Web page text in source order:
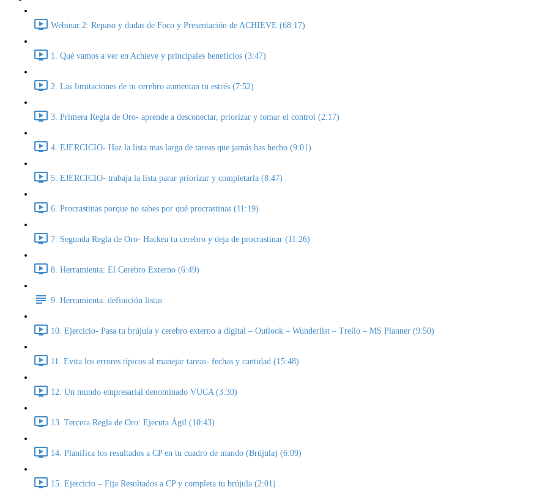
Webinar 2: Repaso y dudas de Foco y Presentación de ACHIEVE (68:17)
1. Qué vamos a ver en Achieve y principales beneficios (3:47)
2. Las limitaciones de tu cerebro aumentan tu estrés (7:52)
3. Primera Regla de Oro- aprende a desconectar, priorizar y tomar el control (2:17)
4. EJERCICIO- Haz la lista mas larga de tareas que jamás has hecho (9:01)
5. EJERCICIO- trabaja la lista parar priorizar y completarla (8:47)
6. Procrastinas porque no sabes por qué procrastinas (11:19)
7. Segunda Regla de Oro- Hackea tu cerebro y deja de procrastinar (11:26)
8. Herramienta: El Cerebro Externo (6:49)
9. Herramienta: definición listas
10. Ejercicio- Pasa tu brújula y cerebro externo a digital – Outlook – Wunderlist – Trello – MS Planner (9:50)
11. Evita los errores típicos al manejar tareas- fechas y cantidad (15:48)
12. Un mundo empresarial denominado VUCA (3:30)
13. Tercera Regla de Oro: Ejecuta Ágil (10:43)
14. Planifica los resultados a CP en tu cuadro de mando (Brújula) (6:09)
15. Ejercicio – Fija Resultados a CP y completa tu brújula (2:01)